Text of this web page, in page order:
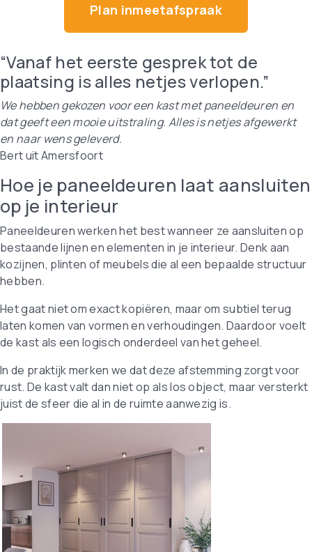
Plan inmeetafspraak
“Vanaf het eerste gesprek tot de
plaatsing is alles netjes verlopen.”
We hebben gekozen voor een kast met paneeldeuren en
dat geeft een mooie uitstraling. Alles is netjes afgewerkt
en naar wens geleverd.
Bert uit Amersfoort
Hoe je paneeldeuren laat aansluiten
op je interieur
Paneeldeuren werken het best wanneer ze aansluiten op
bestaande lijnen en elementen in je interieur. Denk aan
kozijnen, plinten of meubels die al een bepaalde structuur
hebben.
Het gaat niet om exact kopiëren, maar om subtiel terug
laten komen van vormen en verhoudingen. Daardoor voelt
de kast als een logisch onderdeel van het geheel.
In de praktijk merken we dat deze afstemming zorgt voor
rust. De kast valt dan niet op als los object, maar versterkt
juist de sfeer die al in de ruimte aanwezig is.